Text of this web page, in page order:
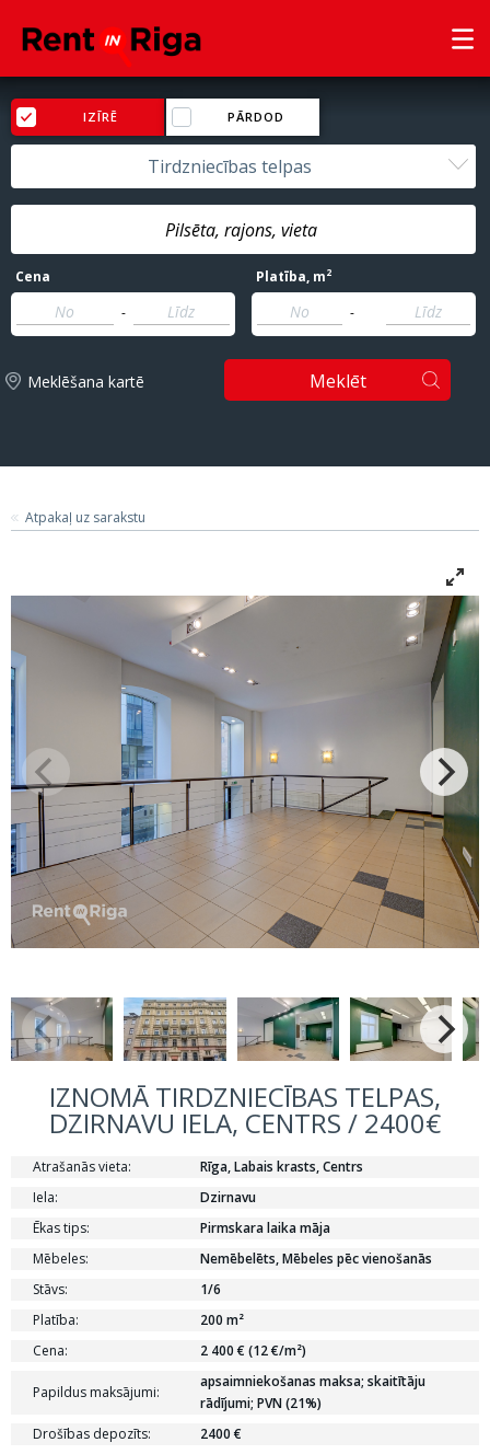
IZĪRĒ PĀRDOD
Tirdzniecības telpas
Cena
-
Platība, m2
-
Meklēšana kartē Meklēt
Atpakaļ uz sarakstu
IZNOMĀ TIRDZNIECĪBAS TELPAS,
DZIRNAVU IELA, CENTRS / 2400€
Atrašanās vieta:
Rīga, Labais krasts, Centrs
Iela:
Dzirnavu
Ēkas tips:
Pirmskara laika māja
Mēbeles:
Nemēbelēts, Mēbeles pēc vienošanās
Stāvs:
1/6
Platība:
200 m²
Cena:
2 400 € (12 €/m²)
Papildus maksājumi:
apsaimniekošanas maksa; skaitītāju
rādījumi; PVN (21%)
Drošības depozīts:
2400 €